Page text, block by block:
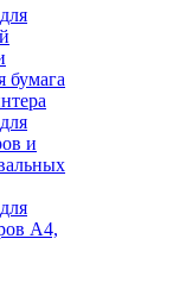
бумага
и
А4,